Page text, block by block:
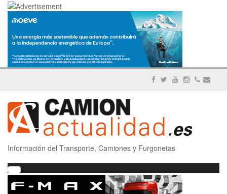
Información del Transporte, Camiones y Furgonetas